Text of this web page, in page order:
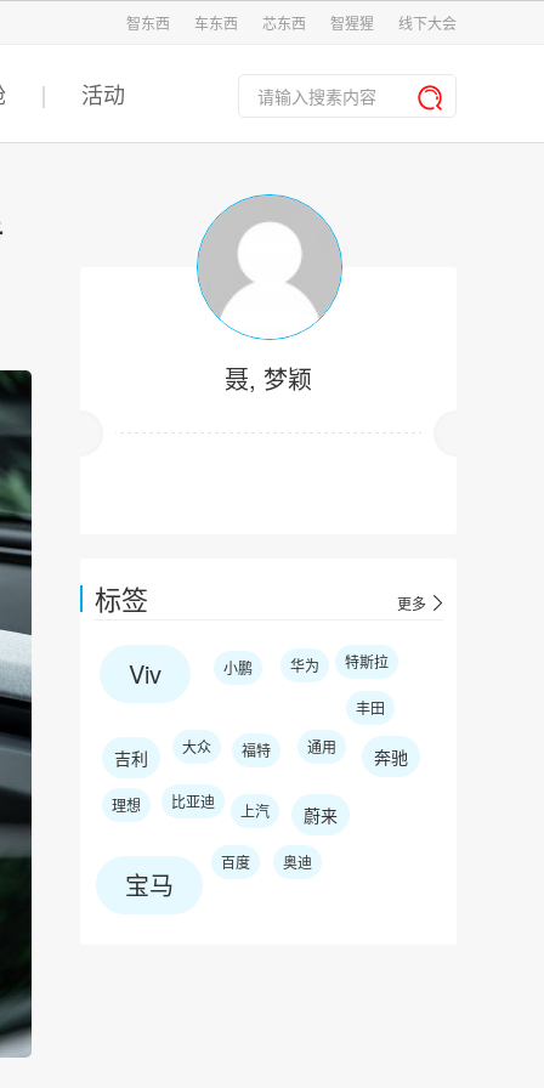
智东西 车东西 芯东西 智猩猩 线下大会
活动
聂, 梦颖
标签 更多
Viv 小鹏 华为 特斯拉
丰田
吉利 大众 福特 通用 奔驰
理想 比亚迪 上汽 蔚来
宝马
百度 奥迪